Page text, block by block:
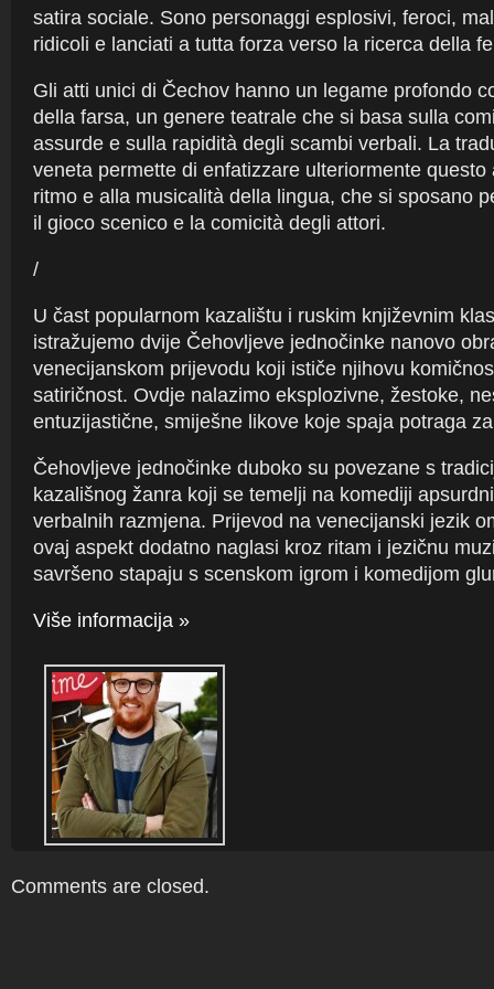
satira sociale. Sono personaggi esplosivi, feroci,
ridicoli e lanciati a tutta forza verso la ricerca della
Gli atti unici di Čechov hanno un legame profondo
della farsa, un genere teatrale che si basa sulla
assurde e sulla rapidità degli scambi verbali. La
veneta permette di enfatizzare ulteriormente questo
ritmo e alla musicalità della lingua, che si sposano
il gioco scenico e la comicità degli attori.
/
U čast popularnom kazalištu i ruskim književnim
istražujemo dvije Čehovljeve jednočinke nanovo
venecijanskom prijevodu koji ističe njihovu
satiričnost. Ovdje nalazimo eksplozivne, žestoke,
entuzijastične, smiješne likove koje spaja potraga
Čehovljeve jednočinke duboko su povezane s
kazališnog žanra koji se temelji na komediji
verbalnih razmjena. Prijevod na venecijanski jezik
ovaj aspekt dodatno naglasi kroz ritam i jezičnu
savršeno stapaju s scenskom igrom i komedijom
Više informacija »
Comments are closed.